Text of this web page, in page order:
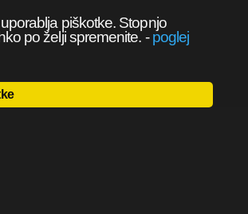
piškotke. Stopnjo
po želji spremenite. -poglej